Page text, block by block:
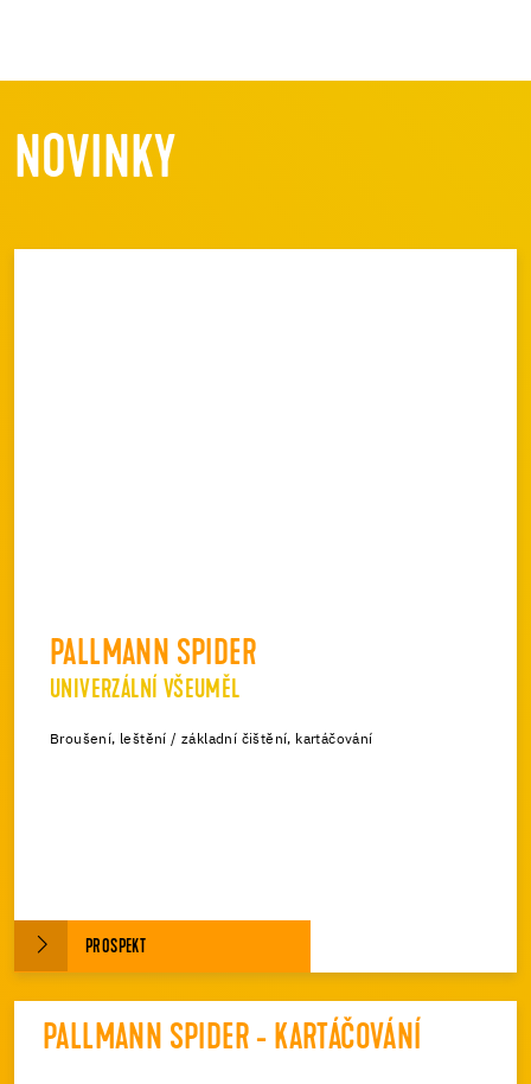
NOVINKY
PALLMANN SPIDER
UNIVERZÁLNÍ VŠEUMĚL
Broušení, leštění / základní čištění, kartáčování
PROSPEKT
PALLMANN SPIDER - KARTÁČOVÁNÍ